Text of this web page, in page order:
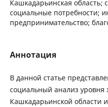
Кашкадарьинская область;
социальные потребности;
предпринимательство;
Аннотация
В данной статье
социальный анализ уровня
Кашкадарьинской области